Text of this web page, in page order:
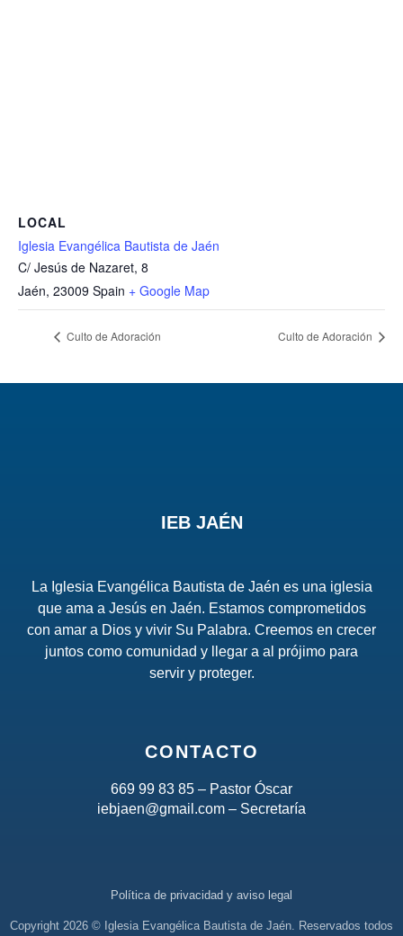
LOCAL
Iglesia Evangélica Bautista de Jaén
C/ Jesús de Nazaret, 8
Jaén, 23009 Spain + Google Map
Culto de Adoración Culto de Adoración
IEB JAÉN
La Iglesia Evangélica Bautista de Jaén es una iglesia
que ama a Jesús en Jaén. Estamos comprometidos
con amar a Dios y vivir Su Palabra. Creemos en crecer
juntos como comunidad y llegar a al prójimo para
servir y proteger.
CONTACTO
669 99 83 85 – Pastor Óscar
iebjaen@gmail.com – Secretaría
Política de privacidad y aviso legal
Copyright 2026 © Iglesia Evangélica Bautista de Jaén. Reservados todos